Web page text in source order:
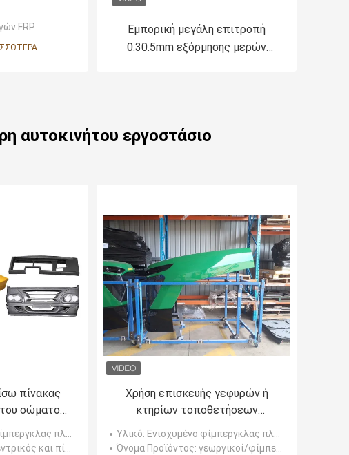
FRP
Εμπορική μεγάλη επιτροπή
0.30.5mm εξόρμησης μερών
αυτοκινήτου εργοστάσιο
πίνακας
σώματος
πλαστικό
πίνακας επιλογών μελών του σώματος φίμπεργκλας/καλύπτρα/εξωτερικά κιβώτια περιποί
Χρήση επισκευής γεφυρών ή
κτηρίων τοποθετήσεων
σωληνώσεων φίμπεργκλας
μείωσης χρόνου και κόστους
Υλικό: Ενισχυμένο φίμπεργκλας πλαστικό
Όνομα Προϊόντος: γεωργικοί/φίμπεργκλας θόλοι τρακτέρ κιγκλιδωμάτων φίμπεργκλας/μερών κάλυψης/frp τρακτέρ εξοπλισμού φ